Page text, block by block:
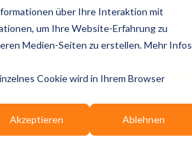
über Ihre Interaktion mit
um Ihre Website-Erfahrung zu
Medien-Seiten zu erstellen. Mehr Infos
Cookie wird in Ihrem Browser
Akzeptieren Ablehnen
Branchen-Infos Services Blog